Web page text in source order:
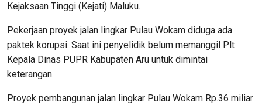
Kejaksaan Tinggi (Kejati) Maluku.
Pekerjaan proyek jalan lingkar Pulau Wokam diduga ada
paktek korupsi. Saat ini penyelidik belum memanggil Plt
Kepala Dinas PUPR Kabupaten Aru untuk dimintai
keterangan.
Proyek pembangunan jalan lingkar Pulau Wokam Rp.36 miliar